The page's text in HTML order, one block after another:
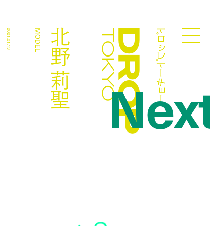
Droptokyo ドロップトーキョー
北野 莉聖
MODEL
2021.01.13